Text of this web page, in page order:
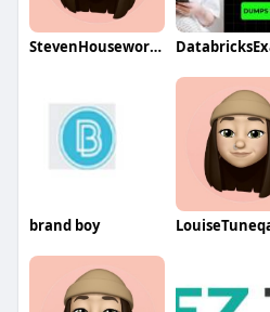
StevenHouseworthqa
brand boy